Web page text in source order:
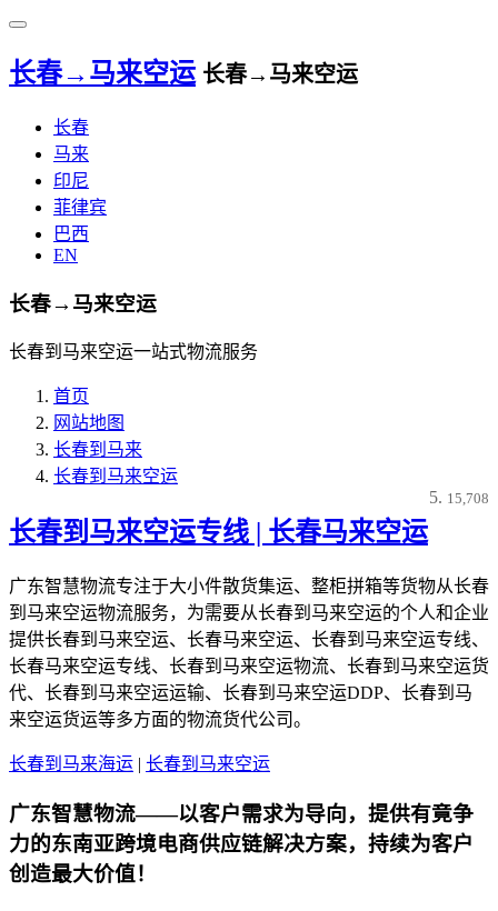
长春→马来空运 长春→马来空运
长春
马来
印尼
菲律宾
巴西
EN
长春→马来空运
长春到马来空运一站式物流服务
首页
网站地图
长春到马来
长春到马来空运
15,708
长春到马来空运专线 | 长春马来空运
广东智慧物流专注于大小件散货集运、整柜拼箱等货物从长春
到马来空运物流服务，为需要从长春到马来空运的个人和企业
提供长春到马来空运、长春马来空运、长春到马来空运专线、
长春马来空运专线、长春到马来空运物流、长春到马来空运货
代、长春到马来空运运输、长春到马来空运DDP、长春到马
来空运货运等多方面的物流货代公司。
长春到马来海运 | 长春到马来空运
广东智慧物流——以客户需求为导向，提供有竟争
力的东南亚跨境电商供应链解决方案，持续为客户
创造最大价值！